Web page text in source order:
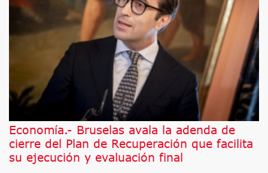
Economía.- Bruselas avala la adenda de
cierre del Plan de Recuperación que facilita
su ejecución y evaluación final